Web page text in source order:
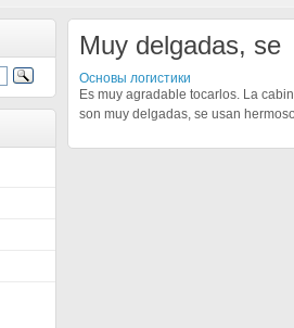
Muy delgadas, se
Основы логистики
Es muy agradable tocarlos. La
son muy delgadas, se usan